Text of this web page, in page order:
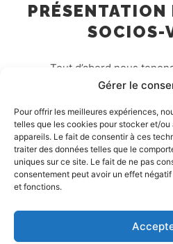
Gérer le
Pour offrir les meilleures expériences,
telles que les cookies pour stocker et/
appareils. Le fait de consentir à ces
traiter des données telles que le
uniques sur ce site. Le fait de ne pas
consentement peut avoir un effet
et fonctions.
SOCIOS-
Tout d’abord nous
chaleureusement pour vos
Lire la